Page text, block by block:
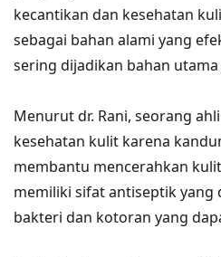
kecantikan dan kesehatan
sebagai bahan alami yang
sering dijadikan bahan
Menurut dr. Rani, seorang
kesehatan kulit karena
membantu mencerahkan
memiliki sifat antiseptik
bakteri dan kotoran yang